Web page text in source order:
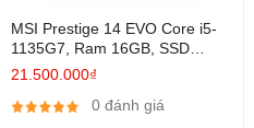
MSI Prestige 14 EVO Core i5-
1135G7, Ram 16GB, SSD
512GB, 14 Inch Full IPS
21.500.000₫
0 đánh giá